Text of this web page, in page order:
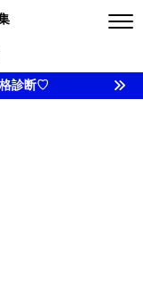
格診断♡